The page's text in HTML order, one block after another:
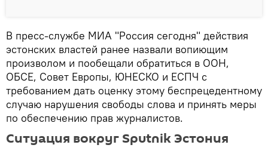
В пресс-службе МИА "Россия сегодня" действия
эстонских властей ранее назвали вопиющим
произволом и пообещали обратиться в ООН,
ОБСЕ, Совет Европы, ЮНЕСКО и ЕСПЧ с
требованием дать оценку этому беспрецедентному
случаю нарушения свободы слова и принять меры
по обеспечению прав журналистов.
Ситуация вокруг Sputnik Эстония